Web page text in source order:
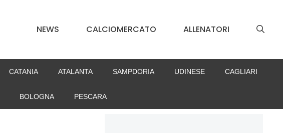
NEWS CALCIOMERCATO ALLENATORI
CATANIA ATALANTA SAMPDORIA UDINESE CAGLIARI
BOLOGNA PESCARA